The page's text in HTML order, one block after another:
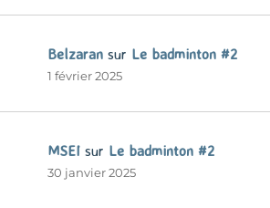
Belzaran sur Le badminton #2
1 février 2025
MSEI sur Le badminton #2
30 janvier 2025